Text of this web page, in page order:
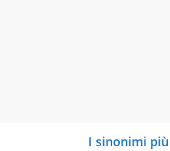
I sinonimi